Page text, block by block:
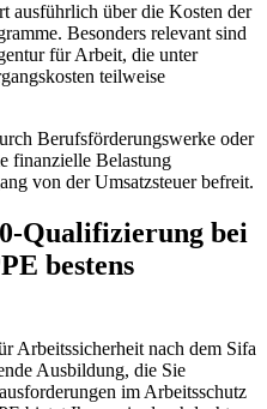
über die Kosten der
Besonders relevant sind
für Arbeit, die unter
teilweise
Berufsförderungswerke oder
finanzielle Belastung
von der Umsatzsteuer befreit.
Qualifizierung bei
bestens
Arbeitssicherheit nach dem Sifa
Ausbildung, die Sie
im Arbeitsschutz